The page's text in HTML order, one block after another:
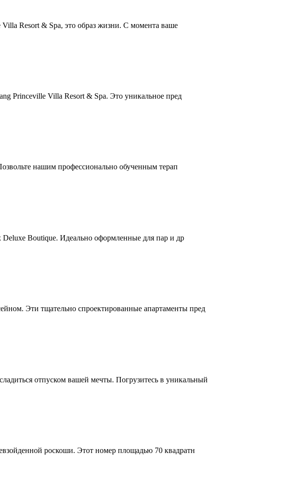
Resort & Spa, это образ жизни. С момента ваше
Princeville Villa Resort & Spa. Это уникальное пред
нашим профессионально обученным терап
Boutique. Идеально оформленные для пар и др
Эти тщательно спроектированные апартаменты пред
отпуском вашей мечты. Погрузитесь в уникальный
роскоши. Этот номер площадью 70 квадратн